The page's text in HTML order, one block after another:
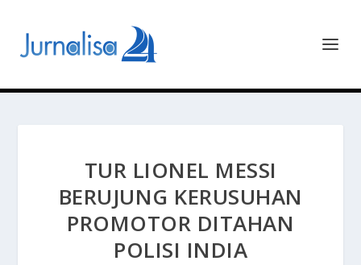
TUR LIONEL MESSI
BERUJUNG KERUSUHAN
PROMOTOR DITAHAN
POLISI INDIA